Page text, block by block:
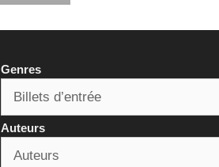
Genres
Auteurs